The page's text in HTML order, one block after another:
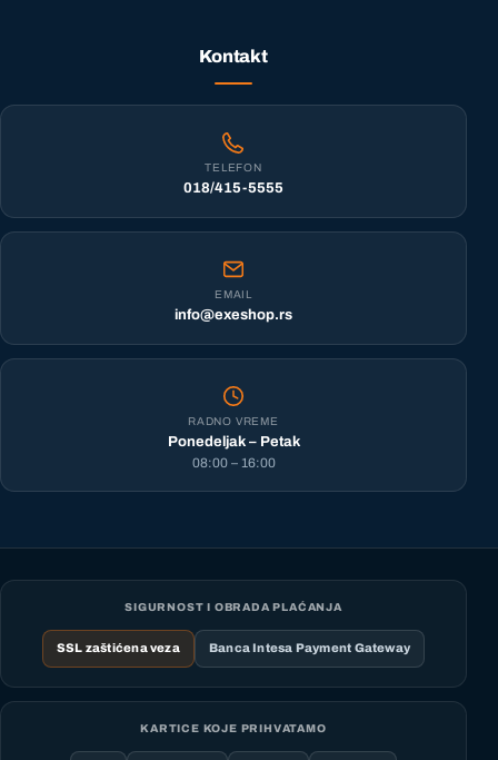
Kontakt
TELEFON
018/415-5555
EMAIL
info@exeshop.rs
RADNO VREME
Ponedeljak – Petak
08:00 – 16:00
SIGURNOST I OBRADA PLAĆANJA
SSL zaštićena veza Banca Intesa Payment Gateway
KARTICE KOJE PRIHVATAMO